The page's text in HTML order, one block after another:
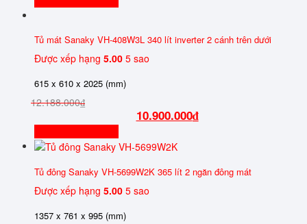
Tủ mát Sanaky VH-408W3L 340 lít inverter 2 cánh trên dưới
Được xếp hạng 5.00 5 sao
615 x 610 x 2025 (mm)
12.188.000₫
10.900.000₫
Tủ đông Sanaky VH-5699W2K 365 lít 2 ngăn đông mát
Được xếp hạng 5.00 5 sao
1357 x 761 x 995 (mm)